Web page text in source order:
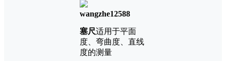
wangzhe12588
塞尺适用于平面
度、弯曲度、直线
度的测量